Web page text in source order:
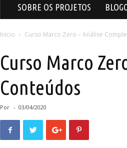
SOBRE OS PROJETOS
Início Curso Marco Zero – Análise
Curso Marco
Conteúdos
Por - 03/04/2020